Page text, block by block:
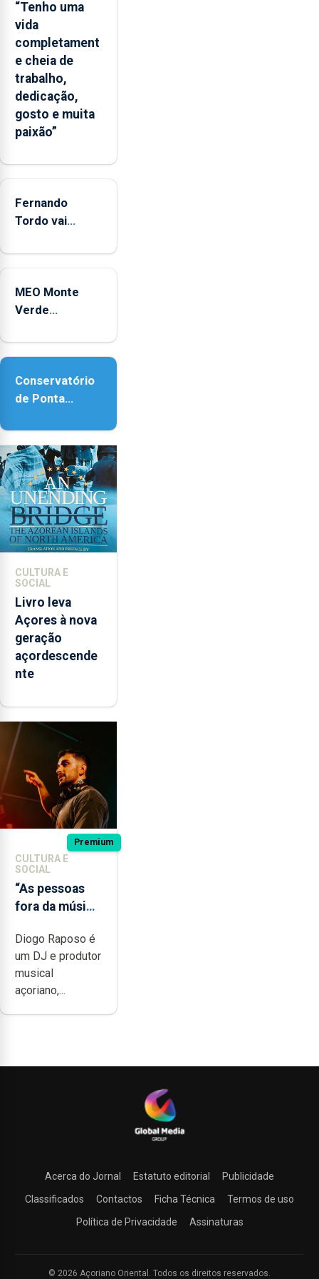
Flores
apresenta
um
“decréscimo
significativo”
da
CPUE
entre
2022
“Tenho uma
vida
completament
e cheia de
trabalho,
dedicação,
gosto e muita
paixão”
Fernando
Tordo vai
anos de
Coliseu
Micaelense
MEO Monte
Verde
reforço da
Conservatório
de Ponta
contar com
novos
instrumentos
CULTURA E
SOCIAL
Livro leva
Açores à nova
geração
açordescende
nte
Premium
CULTURA E
SOCIAL
“As pessoas
fora da música
noção do quão
difícil é
produzir uma
música”
Diogo Raposo é
um DJ e produtor
musical
açoriano,...
Acerca do Jornal Estatuto editorial
Publicidade
Classificados
Contactos Ficha Técnica
Termos de uso
Política de Privacidade
Assinaturas
© 2026 Açoriano Oriental. Todos os direitos reservados.